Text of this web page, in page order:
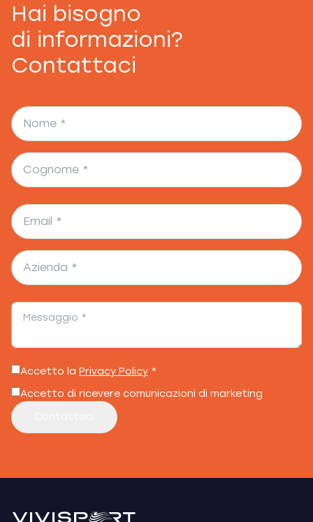
Hai bisogno
di informazioni?
Contattaci
Accetto la Privacy Policy *
Accetto di ricevere comunicazioni di marketing